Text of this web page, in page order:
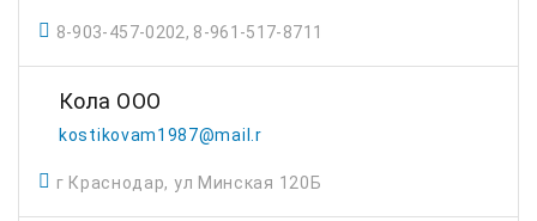
8-903-457-0202, 8-961-517-8711
Кола ООО
kostikovam1987@mail.ru
г Краснодар, ул Минская 120Б